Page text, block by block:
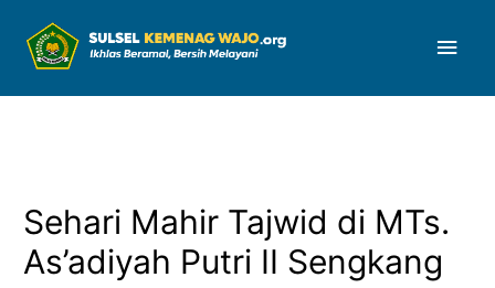
Sehari Mahir Tajwid di MTs.
As’adiyah Putri II Sengkang